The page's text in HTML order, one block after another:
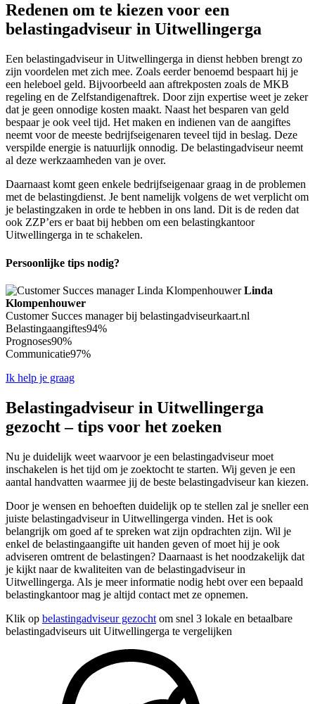
Redenen om te kiezen voor een
belastingadviseur in Uitwellingerga
Een belastingadviseur in Uitwellingerga in dienst hebben brengt zo
zijn voordelen met zich mee. Zoals eerder benoemd bespaart hij je
een heleboel geld. Bijvoorbeeld aan aftrekposten zoals de MKB
regeling en de Zelfstandigenaftrek. Door zijn expertise weet je zeker
dat je geen onnodige kosten maakt. Naast het besparen van geld
bespaar je ook veel tijd. Het maken en indienen van de aangiftes
neemt voor de meeste bedrijfseigenaren teveel tijd in beslag. Deze
verspilde energie is natuurlijk onnodig. De belastingadviseur neemt
al deze werkzaamheden van je over.
Daarnaast komt geen enkele bedrijfseigenaar graag in de problemen
met de belastingdienst. Je bent namelijk volgens de wet verplicht om
je belastingzaken in orde te hebben in ons land. Dit is de reden dat
ook ZZP’ers er baat bij hebben om een belastingkantoor
Uitwellingerga in te schakelen.
Persoonlijke tips nodig?
Linda
Klompenhouwer
Customer Succes manager bij belastingadviseurkaart.nl
Belastingaangiftes94%
Prognoses90%
Communicatie97%
Ik help je graag
Belastingadviseur in Uitwellingerga
gezocht – tips voor het zoeken
Nu je duidelijk weet waarvoor je een belastingadviseur moet
inschakelen is het tijd om je zoektocht te starten. Wij geven je een
aantal handvatten waarmee jij de beste belastingadviseur kan kiezen.
Door je wensen en behoeften duidelijk op te stellen zal je sneller een
juiste belastingadviseur in Uitwellingerga vinden. Het is ook
belangrijk om goed af te spreken wat zijn opdrachten zijn. Wil je
enkel de belastingaangifte uit handen geven of moet hij je ook
adviseren omtrent de belastingen? Daarnaast is het noodzakelijk dat
je kijkt naar de kwaliteiten van de belastingadviseur in
Uitwellingerga. Als je meer informatie nodig hebt over een bepaald
belastingkantoor mag je altijd contact met ze opnemen.
Klik op belastingadviseur gezocht om snel 3 lokale en betaalbare
belastingadviseurs uit Uitwellingerga te vergelijken